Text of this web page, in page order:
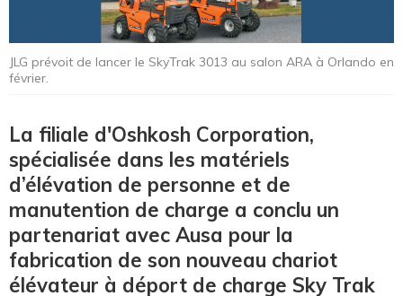
JLG prévoit de lancer le SkyTrak 3013 au salon ARA à Orlando en
février.
La filiale d'Oshkosh Corporation,
spécialisée dans les matériels
d’élévation de personne et de
manutention de charge a conclu un
partenariat avec Ausa pour la
fabrication de son nouveau chariot
élévateur à déport de charge Sky Trak